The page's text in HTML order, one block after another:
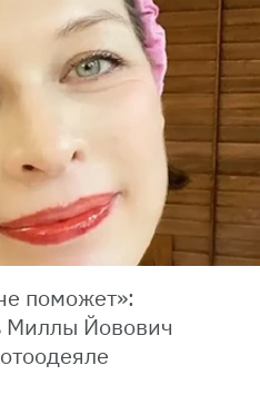
поможет»:
Миллы Йовович